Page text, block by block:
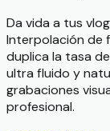
Da vida a tus
Interpolación de
duplica la tasa
ultra fluido y
grabaciones
profesional.